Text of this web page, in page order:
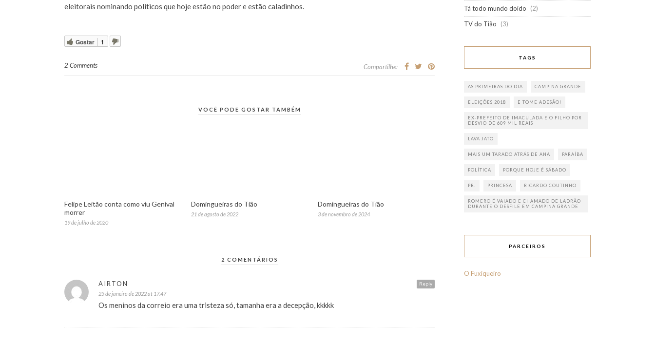
eleitorais nominando políticos que hoje estão no poder e estão caladinhos.
Gostar 1
2 Comments Compartilhe:
VOCÊ PODE GOSTAR TAMBÉM
Felipe Leitão conta como viu Genival
morrer
19 de julho de 2020
Domingueiras do Tião
21 de agosto de 2022
Domingueiras do Tião
3 de novembro de 2024
2 COMENTÁRIOS
Reply
AIRTON
25 de janeiro de 2022 at 17:47
Os meninos da correio era uma tristeza só, tamanha era a decepção, kkkkk
Tá todo mundo doido
(2)
TV do Tião
(3)
TAGS
AS PRIMEIRAS DO DIA CAMPINA GRANDE
ELEIÇÕES 2018 E TOME ADESÃO!
EX-PREFEITO DE IMACULADA E O FILHO POR
DESVIO DE 609 MIL REAIS
LAVA JATO
MAIS UM TARADO ATRÁS DE ANA PARAÍBA
POLÍTICA PORQUE HOJE É SÁBADO
PR. PRINCESA RICARDO COUTINHO
ROMERO É VAIADO E CHAMADO DE LADRÃO
DURANTE O DESFILE EM CAMPINA GRANDE
PARCEIROS
O Fuxiqueiro